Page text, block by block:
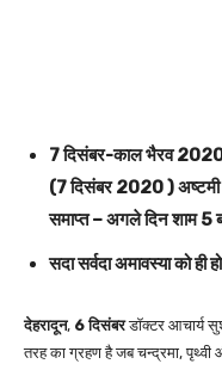
7 दिसंबर-काल भैरव
(7 दिसंबर 2020 ) अष्टमी
समाप्त – अगले दिन शाम
सदा सर्वदा अमावस्या को ही
देहरादून, 6 दिसंबरडॉक्टर आचार्य
तरह का ग्रहण है जब चन्द्रमा,